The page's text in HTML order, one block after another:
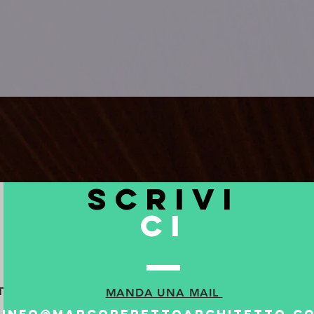
scrivi
ci
MANDA UNA MAIL